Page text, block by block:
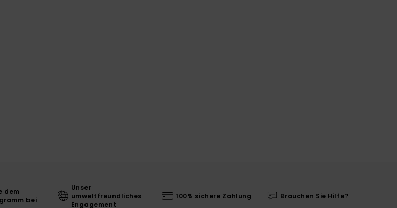
dem
bei
Unser
umweltfreundliches
Engagement
100% sichere Zahlung Brauchen Sie Hilfe?